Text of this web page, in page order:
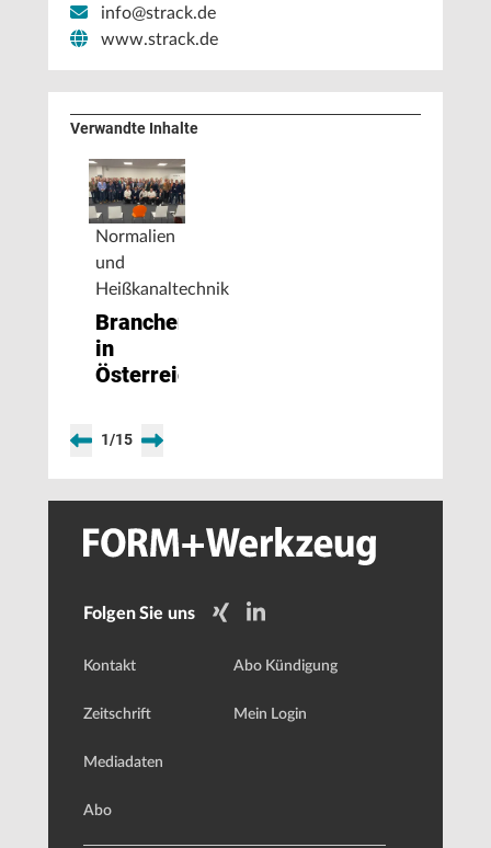
info@strack.de
www.strack.de
Verwandte Inhalte
Normalien
und
Heißkanaltechnik
Branchentreff
in
Österreich
1/15
Folgen Sie uns
Kontakt
Zeitschrift
Mediadaten
Abo
Abo Kündigung
Mein Login